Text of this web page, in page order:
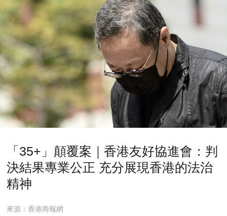
「35+」顛覆案｜香港友好協進會：判
決結果專業公正 充分展現香港的法治
精神
來源：香港商報網